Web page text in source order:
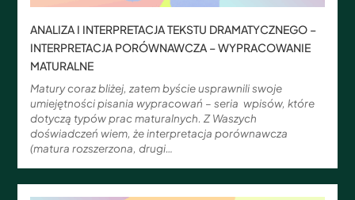
ANALIZA I INTERPRETACJA TEKSTU DRAMATYCZNEGO –
INTERPRETACJA PORÓWNAWCZA – WYPRACOWANIE
MATURALNE
Matury coraz bliżej, zatem byście usprawnili swoje
umiejętności pisania wypracowań – seria wpisów, które
dotyczą typów prac maturalnych. Z Waszych
doświadczeń wiem, że interpretacja porównawcza
(matura rozszerzona, drugi…